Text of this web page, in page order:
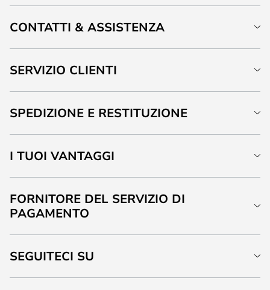
CONTATTI & ASSISTENZA
SERVIZIO CLIENTI
SPEDIZIONE E RESTITUZIONE
I TUOI VANTAGGI
FORNITORE DEL SERVIZIO DI
PAGAMENTO
SEGUITECI SU